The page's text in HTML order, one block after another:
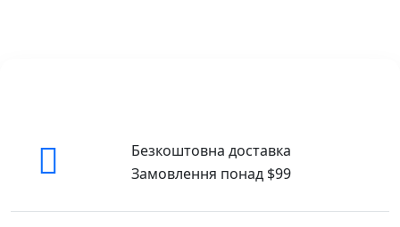
шоколадну фабрику” і всього Р. Дала. Гадаю,
це найкраща рекомендація для нашої
Безкоштовна доставка
Замовлення понад $99